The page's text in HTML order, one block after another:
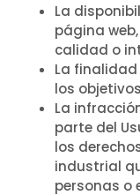
La
página
calidad o
La
los
La
parte del
los
industrial
personas o